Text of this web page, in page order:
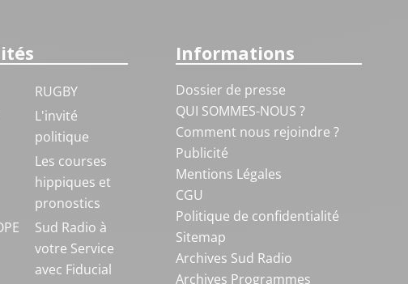
RUGBY
L'invité
politique
Les courses
hippiques et
pronostics
Sud Radio à
votre Service
avec Fiducial
Informations
Dossier de presse
QUI SOMMES-NOUS ?
Comment nous rejoindre ?
Publicité
Mentions Légales
CGU
Politique de confidentialité
Sitemap
Archives Sud Radio
Archives Programmes